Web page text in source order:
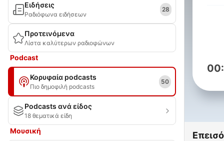
Ειδήσεις
Ραδιόφωνα ειδήσεων
28
Προτεινόμενα
Λίστα καλύτερων ραδιοφώνων
Podcast
Κορυφαία podcasts
Πιο δημοφιλή podcasts
50
Podcasts ανά είδος
18 θεματικά είδη
Μουσική